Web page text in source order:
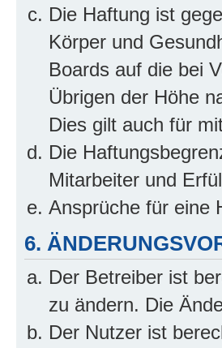
Die Haftung ist
Körper und
Boards auf die bei
Übrigen der Höhe
Dies gilt auch für
Die
Mitarbeiter und
Ansprüche für eine
6.
Der Betreiber ist
zu ändern. Die
Der Nutzer ist